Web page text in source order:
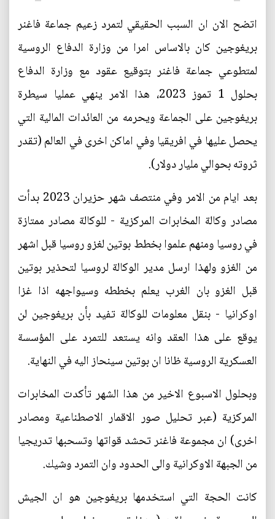
اتضح الان ان السبب الحقيقي لتمرد زعيم جماعة فاغنر
بريغوجين كان بالاساس امرا من وزارة الدفاع الروسية
لمتطوعي جماعة فاغنر بتوقيع عقود مع وزارة الدفاع
بحلول 1 تموز 2023، هذا الامر ينهي عمليا سيطرة
بريغوجين على الجماعة ويحرمه من العائدات المالية التي
يحصل عليها في افريقيا وفي اماكن اخرى في العالم (تقدر
ثروته بحوالي مليار دولار).
بعد ايام من الامر وفي منتصف شهر حزيران 2023 بدأت
مصادر وكالة المخابرات المركزية - للوكالة مصادر ممتازة
في روسيا ومنهم علموا بخطط بوتين لغزو روسيا قبل اشهر
من الغزو ولهذا ارسل مدير الوكالة لروسيا لتحذير بوتين
قبل الغزو بان الغرب يعلم بخططه وسيواجهه اذا غزا
اوكرانيا - بنقل معلومات للوكالة تفيد بأن بريغوجين لن
يوقع على هذا العقد وانه يستعد للتمرد على المؤسسة
العسكرية الروسية ظانا ان بوتين سينحاز اليه في النهاية.
وبحلول الاسبوع الاخير من هذا الشهر تأكدت المخابرات
المركزية (عبر تحليل صور الاقمار الاصطناعية ومصادر
اخرى) ان مجموعة فاغنر تحشد قواتها وتسحبها تدريجيا
من الجبهة الاوكرانية والى الحدود وان التمرد وشيك.
كانت الحجة التي استخدمها بريغوجين هو ان الجيش